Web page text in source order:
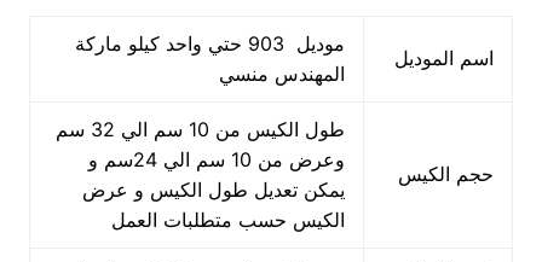
اسم الموديل
موديل 903 حتي واحد كيلو ماركة
المهندس منسي
حجم الكيس
طول الكيس من 10 سم الي 32 سم
وعرض من 10 سم الي 24سم و
يمكن تعديل طول الكيس و عرض
الكيس حسب متطلبات العمل